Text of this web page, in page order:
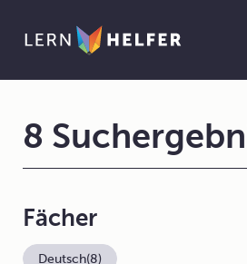
8
Fächer
Deutsch(8)